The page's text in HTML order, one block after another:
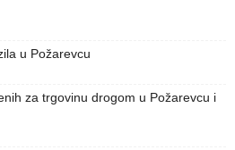
u Požarevcu
za trgovinu drogom u Požarevcu i